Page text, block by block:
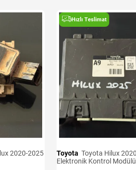
Hızlı Teslimat
Toyota
Elektronik Kontrol Modülü